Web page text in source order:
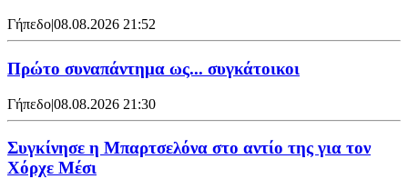
Γήπεδο|08.08.2026 21:52
Πρώτο συναπάντημα ως... συγκάτοικοι
Γήπεδο|08.08.2026 21:30
Συγκίνησε η Μπαρτσελόνα στο αντίο της για τον
Χόρχε Μέσι